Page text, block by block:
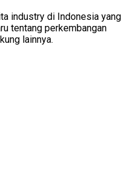
industry di Indonesia yang
tentang perkembangan
lainnya.